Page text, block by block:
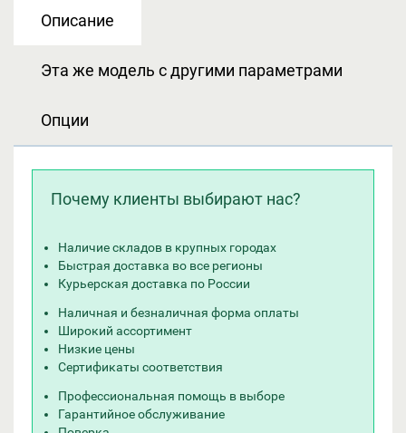
Описание
Эта же модель с другими параметрами
Опции
Почему клиенты выбирают нас?
Наличие складов в крупных городах
Быстрая доставка во все регионы
Курьерская доставка по России
Наличная и безналичная форма оплаты
Широкий ассортимент
Низкие цены
Сертификаты соответствия
Профессиональная помощь в выборе
Гарантийное обслуживание